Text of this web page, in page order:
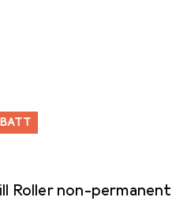
Roller non-permanent